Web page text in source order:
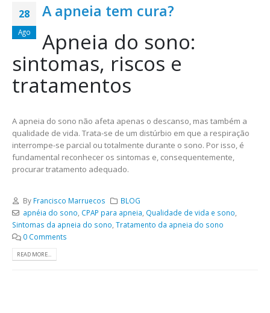
28
Ago
A apneia tem cura?
Apneia do sono:
sintomas, riscos e
tratamentos
A apneia do sono não afeta apenas o descanso, mas também a
qualidade de vida. Trata-se de um distúrbio em que a respiração
interrompe-se parcial ou totalmente durante o sono. Por isso, é
fundamental reconhecer os sintomas e, consequentemente,
procurar tratamento adequado.
By Francisco Marruecos
BLOG
apnéia do sono, CPAP para apneia, Qualidade de vida e sono,
Sintomas da apneia do sono, Tratamento da apneia do sono
0 Comments
READ MORE...